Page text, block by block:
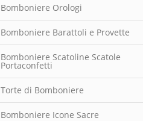
Bomboniere Orologi
Bomboniere Barattoli e Provette
Bomboniere Scatoline Scatole
Portaconfetti
Torte di Bomboniere
Bomboniere Icone Sacre